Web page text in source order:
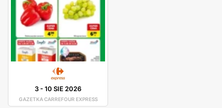
3-10 SIE 2026
GAZETKA CARREFOUR EXPRESS